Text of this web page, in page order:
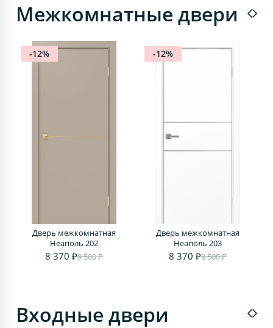
Межкомнатные двери
-12%
Дверь межкомнатная
Неаполь 202
8 370 ₽9 500 ₽
-12%
Дверь межкомнатная
Неаполь 203
8 370 ₽9 500 ₽
Входные двери